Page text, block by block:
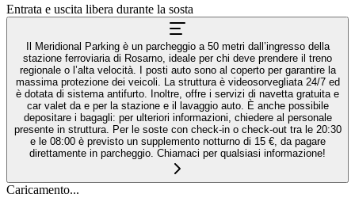
Entrata e uscita libera durante la sosta
Il Meridional Parking è un parcheggio a 50 metri dall’ingresso della
stazione ferroviaria di Rosarno, ideale per chi deve prendere il treno
regionale o l’alta velocità. I posti auto sono al coperto per garantire la
massima protezione dei veicoli. La struttura è videosorvegliata 24/7 ed
è dotata di sistema antifurto. Inoltre, offre i servizi di navetta gratuita e
car valet da e per la stazione e il lavaggio auto. È anche possibile
depositare i bagagli: per ulteriori informazioni, chiedere al personale
presente in struttura. Per le soste con check-in o check-out tra le 20:30
e le 08:00 è previsto un supplemento notturno di 15 €, da pagare
direttamente in parcheggio. Chiamaci per qualsiasi informazione!
Caricamento...